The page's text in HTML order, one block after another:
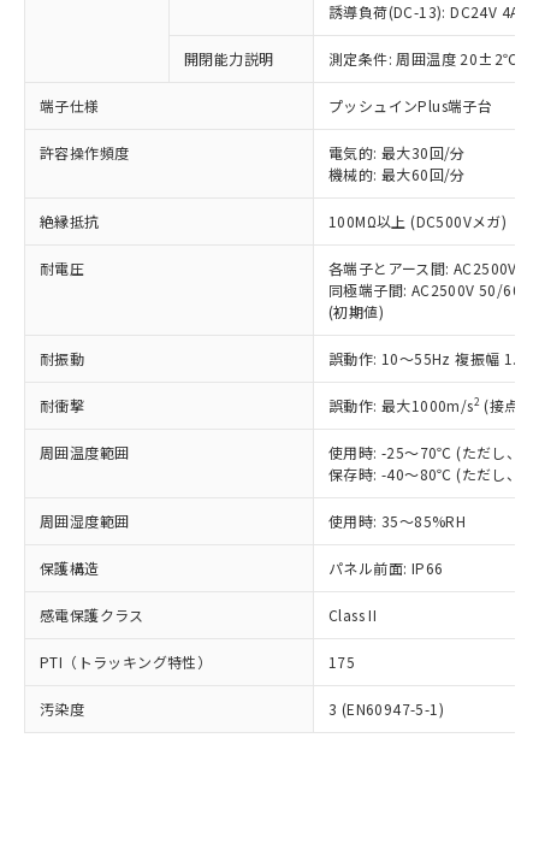
誘導負荷(DC-13): DC24V 4A/
開閉能力説明 測定条件: 周囲温度 20±2℃、
端子仕様 プッシュインPlus端子台
許容操作頻度
電気的: 最大30回/分
機械的: 最大60回/分
絶縁抵抗 100MΩ以上 (DC500Vメガ)
耐電圧
各端子とアース間: AC2500V
同極端子間: AC2500V 50/
(初期値)
耐振動 誤動作: 10～55Hz 複振幅
耐衝撃 誤動作: 最大1000m/s2 (接点
周囲温度範囲
使用時: -25～70℃ (ただし、氷
保存時: -40～80℃ (ただし、氷
周囲湿度範囲 使用時: 35～85%RH
保護構造 パネル前面: IP66
感電保護クラス Class II
PTI（トラッキング特性） 175
汚染度 3 (EN60947-5-1)
以下の条件をお読みいただき、同意のうえ
本サービスは、当社制御機器事業取扱
商品の当社在庫状況および標準価格
(税抜)を提供させていただくもので
当社制御機器事業取扱商品の中には、
本サービスの対象外となる商品もある
ことをご了承ください。
在庫状況および標準価格照会結果は、
記載している更新日時点での社内デー
タに基づき作成されるものであり、閲
覧された時点での実際の在庫および標
準価格とは異なる場合があることをご
正式な納期状況および標準価格はお客
様のお取引先、またはお客様担当のオ
ムロン制御機器販売店・当社販売員に
オムロン制御機器販売店や当社販売拠
販売ネットワーク
」をご確認
ください。
在庫状況および標準価格結果を当社の
事前の承諾なく第三者に漏洩または開
示しないようお願いします。
マイパーツ機能（部品リスト作成サー
ビス）をご利用いただくには、I-Web
対応予定なし：EU RoHS指令（10物質）の
非含有に非対応の商品で、対応品を出す予
調査・確認中：EU RoHS指令（10物質）の
非含有の対応状況を調査中または確認中の
商品です。
害物質有無と関係のない商品です。
仕入先様の事情により、非含有部品として
いたものが、含有品と判明した場合などや
むを得ず変更することがあります。
鉛(Pb) 1000ppm以下、 水銀(Hg) 1000ppm以下、 カド
六価クロム(Cr(Ⅵ)) 1000ppm以下、ポリ臭化ビフェニル
類(PBB) 1000ppm以下、ポリ臭化ジフェニルエーテル類
(PBDE) 1000ppm以下、フタル酸ビス(2-エチルヘキシ
ル) (DEHP)(別名：DOP) 1000ppm以下、フタル酸ブチ
ルベンジル（BBP） 1000ppm以下、フタル酸ジブチル
（DBP） 1000ppm以下、フタル酸ジイソブチル
但し、RoHS指令で産業用監視および制御機器に対する
フタル酸エステル類の４物質については閾値を超える意
図的な使用がないことを確認しています。
※2 対応予定月
部品在庫の切り替え状況などにより、予定
月が前後することがあります。
「○」：最大均質材料含有率が中国RoHSの
基準値以下であることを示します。
「×」：最大均質材料含有率が中国RoHSの
基準値を超えていることを示します。
「－」：未確認です。当社販売部門へお問
*中国RoHS10物質の基準値 (GB/T26572)：
Pb(鉛) :1000ppm、 Hg(水銀) : 1000ppm、 Cd(カドミウ
Cr(Ⅵ)(六価クロム) : 1000ppm、 PBBs(ポリ臭化ビフェ
ニル類) : 1000ppm、 PBDEs(ポリ臭化ジフェニルエーテ
ル類) : 1000ppm、
DBP(フタル酸ジブチル) : 1000ppm、 DIBP(フタル酸ジ
DEHP(フタル酸ビス(2-エチルヘキシル)) : 1000ppm
「ｅ」：有害物質（10物質）のすべてが基
準値以下であることを示します。
「10」：通常の使用状況下において有害物
質が外部に漏えいし、環境に深刻な影響を
当社は、これら貴社製品のうち、外国
為替および外国貿易法に定める商品
（以下｢規制貨物等」という）を輸出
または国外への提供する場合は、日本
国政府の輸出許可(または役務取引許
可)を取得するなどの必要な手続きを
当社は規制貨物を破棄する場合は、完
全に破砕するなど、違法に輸出されな
いよう必要な手段を講じます。
当社は貴社製品を、核兵器、ミサイ
ル、化学兵器、生物兵器またはその他
武器並びにこれらの製造装置等に一切
当社は、貴社製品を第三者に販売する
場合は、上記1、2および3の内容を当
該第三者に通知します。また当社は、
販売先および販売に係わる関係者が違
法に輸出するおそれがある場合は、取
一定数以上の在庫あり
一定数には満たないが在庫あり
在庫なし(最新の在庫状況につ
いては、お客様のお取引先、ま
たはお客様担当のオムロン制御
機器販売店・当社販売員にご確
認ください)
白
受注生産機種、また在庫状況の
情報を公開していない機種